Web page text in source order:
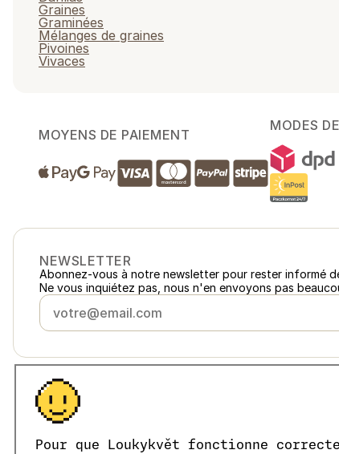
Pour que Loukykvět fonctionne
Graines
Graminées
Mélanges de graines
Pivoines
Vivaces
MOYENS DE PAIEMENT
MODES
NEWSLETTER
Abonnez-vous à notre newsletter pour rester informé
Ne vous inquiétez pas, nous n'en envoyons pas
France
Českoloukykvet.cz
Polska loukykvet.pl
2026 Loukykvět s.r.o.